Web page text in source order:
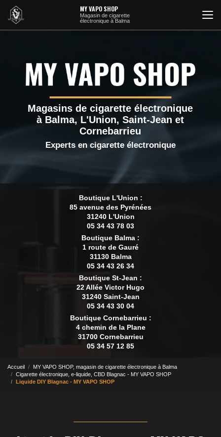
contenu
principal
MY VAPO SHOP
Magasin de cigarette
électronique à Balma
Magasins de cigarette électronique
à Balma, L'Union, Saint-Jean et
Cornebarrieu
Experts en cigarette électronique
Boutique L'Union :
85 avenue des Pyrénées
31240 L'Union
05 34 43 78 03
Boutique Balma :
1 route de Gauré
31130 Balma
05 34 43 26 34
Boutique St-Jean :
22 Allée Victor Hugo
31240 Saint-Jean
05 34 43 30 04
Boutique Cornebarrieu :
4 chemin de la Plane
31700 Cornebarrieu
05 34 57 12 85
Accueil
MY VAPO SHOP, magasin de cigarette électronique à Balma
Cigarette électronique, e-liquide, CBD Blagnac - MY VAPO SHOP
Liquide DIY Blagnac - MY VAPO SHOP